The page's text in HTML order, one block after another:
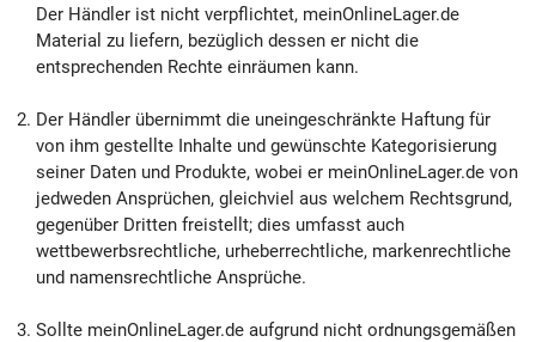
Der Händler ist nicht verpflichtet, meinOnlineLager.de
Material zu liefern, bezüglich dessen er nicht die
entsprechenden Rechte einräumen kann.
Der Händler übernimmt die uneingeschränkte Haftung für
von ihm gestellte Inhalte und gewünschte Kategorisierung
seiner Daten und Produkte, wobei er meinOnlineLager.de von
jedweden Ansprüchen, gleichviel aus welchem Rechtsgrund,
gegenüber Dritten freistellt; dies umfasst auch
wettbewerbsrechtliche, urheberrechtliche, markenrechtliche
und namensrechtliche Ansprüche.
Sollte meinOnlineLager.de aufgrund nicht ordnungsgemäßen